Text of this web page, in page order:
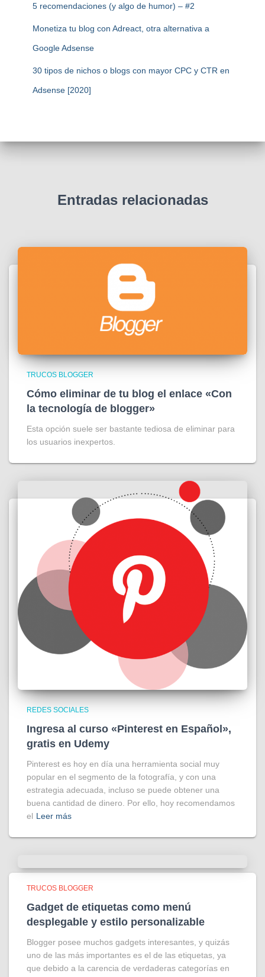
5 recomendaciones (y algo de humor) – #2
Monetiza tu blog con Adreact, otra alternativa a
Google Adsense
30 tipos de nichos o blogs con mayor CPC y CTR en
Adsense [2020]
Entradas relacionadas
TRUCOS BLOGGER
Cómo eliminar de tu blog el enlace «Con
la tecnología de blogger»
Esta opción suele ser bastante tediosa de eliminar para
los usuarios inexpertos.
REDES SOCIALES
Ingresa al curso «Pinterest en Español»,
gratis en Udemy
Pinterest es hoy en día una herramienta social muy
popular en el segmento de la fotografía, y con una
estrategia adecuada, incluso se puede obtener una
buena cantidad de dinero. Por ello, hoy recomendamos
el Leer más
TRUCOS BLOGGER
Gadget de etiquetas como menú
desplegable y estilo personalizable
Blogger posee muchos gadgets interesantes, y quizás
uno de las más importantes es el de las etiquetas, ya
que debido a la carencia de verdaderas categorías en